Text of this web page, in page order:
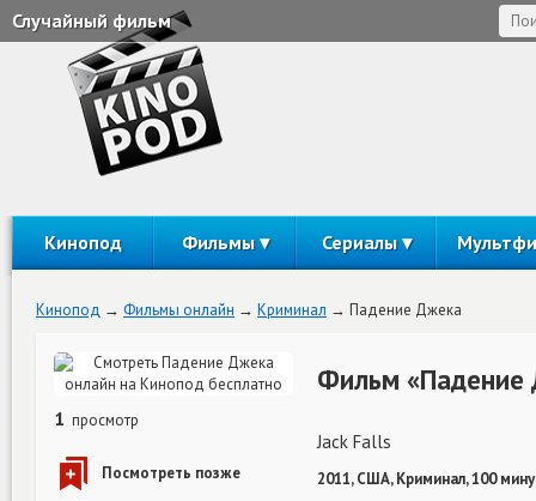
Случайный фильм
Кинопод Фильмы Сериалы
Кинопод Фильмы онлайн Криминал Падение Джека
1 просмотр
Фильм «Падение
Jack Falls
2011, США, Криминал, 100